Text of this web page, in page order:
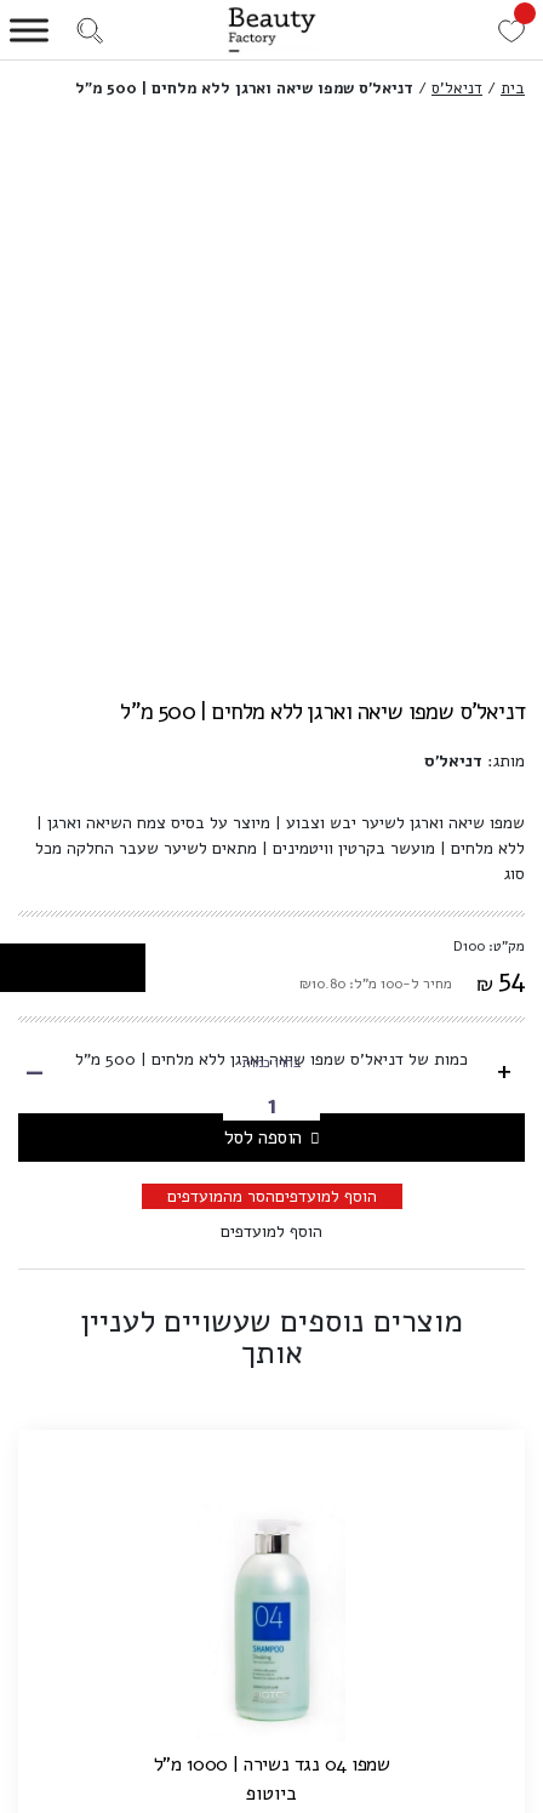
בית / דניאל'ס / דניאל’ס שמפו שיאה וארגן ללא מלחים | 500 מ”ל
דניאל'ס שמפו שיאה וארגן ללא מלחים | 500 מ"ל
מותג: דניאל'ס
שמפו שיאה וארגן לשיער יבש וצבוע | מיוצר על בסיס צמח השיאה וארגן |
ללא מלחים | מועשר בקרטין וויטמינים | מתאים לשיער שעבר החלקה מכל
סוג
מק"ט: D100
₪ 54 מחיר ל-100 מ"ל: ₪10.80
+ כמות של דניאל'ס שמפו שיאה וארגן ללא מלחים | 500 מ"ל
בחרו כמות -
הוספה לסל
הוסף למועדפיםהסר מהמועדפים
הוסף למועדפים
מוצרים נוספים שעשויים לעניין
אותך
שמפו 04 נגד נשירה | 1000 מ"ל
ביוטופ